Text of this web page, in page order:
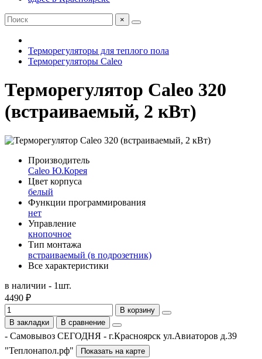
×
Терморегуляторы для теплого пола
Терморегуляторы Caleo
Терморегулятор Caleo 320
(встраиваемый, 2 кВт)
Производитель
Caleo Ю.Корея
Цвет корпуса
белый
Функции программирования
нет
Управление
кнопочное
Тип монтажа
встраиваемый (в подрозетник)
Все характеристики
в наличии - 1шт.
4490 ₽
В корзину
В закладки
В сравнение
- Самовывоз СЕГОДНЯ - г.Красноярск ул.Авиаторов д.39
"Теплонапол.рф"
Показать на карте